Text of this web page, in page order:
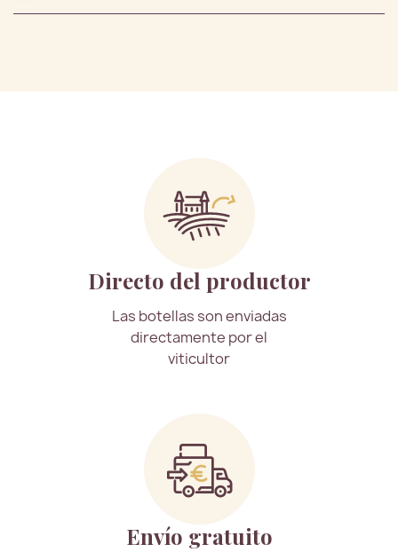
Directo del productor
Las botellas son enviadas
directamente por el
viticultor
Envío gratuito